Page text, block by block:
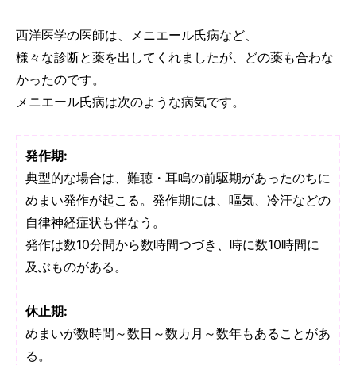
西洋医学の医師は、メニエール氏病など、
様々な診断と薬を出してくれましたが、どの薬も合わな
かったのです。
メニエール氏病は次のような病気です。
発作期:
典型的な場合は、難聴・耳鳴の前駆期があったのちに
めまい発作が起こる。発作期には、嘔気、冷汗などの
自律神経症状も伴なう。
発作は数10分間から数時間つづき、時に数10時間に
及ぶものがある。
休止期:
めまいが数時間～数日～数カ月～数年もあることがあ
る。